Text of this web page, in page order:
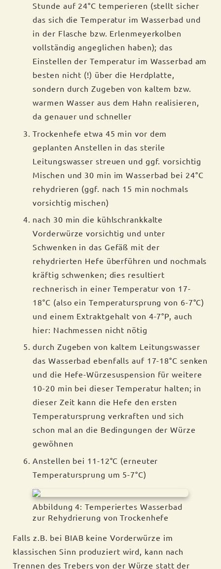
Stunde auf 24°C temperieren (stellt sicher
das sich die Temperatur im Wasserbad und
in der Flasche bzw. Erlenmeyerkolben
vollständig angeglichen haben); das
Einstellen der Temperatur im Wasserbad am
besten nicht (!) über die Herdplatte,
sondern durch Zugeben von kaltem bzw.
warmen Wasser aus dem Hahn realisieren,
da genauer und schneller
Trockenhefe etwa 45 min vor dem
geplanten Anstellen in das sterile
Leitungswasser streuen und ggf. vorsichtig
Mischen und 30 min im Wasserbad bei 24°C
rehydrieren (ggf. nach 15 min nochmals
vorsichtig mischen)
nach 30 min die kühlschrankkalte
Vorderwürze vorsichtig und unter
Schwenken in das Gefäß mit der
rehydrierten Hefe überführen und nochmals
kräftig schwenken; dies resultiert
rechnerisch in einer Temperatur von 17-
18°C (also ein Temperatursprung von 6-7°C)
und einem Extraktgehalt von 4-7°P, auch
hier: Nachmessen nicht nötig
durch Zugeben von kaltem Leitungswasser
das Wasserbad ebenfalls auf 17-18°C senken
und die Hefe-Würzesuspension für weitere
10-20 min bei dieser Temperatur halten; in
dieser Zeit kann die Hefe den ersten
Temperatursprung verkraften und sich
schon mal an die Bedingungen der Würze
gewöhnen
Anstellen bei 11-12°C (erneuter
Temperatursprung um 5-7°C)
Abbildung 4: Temperiertes Wasserbad
zur Rehydrierung von Trockenhefe
Falls z.B. bei BIAB keine Vorderwürze im
klassischen Sinn produziert wird, kann nach
Trennen des Trebers von der Würze statt der